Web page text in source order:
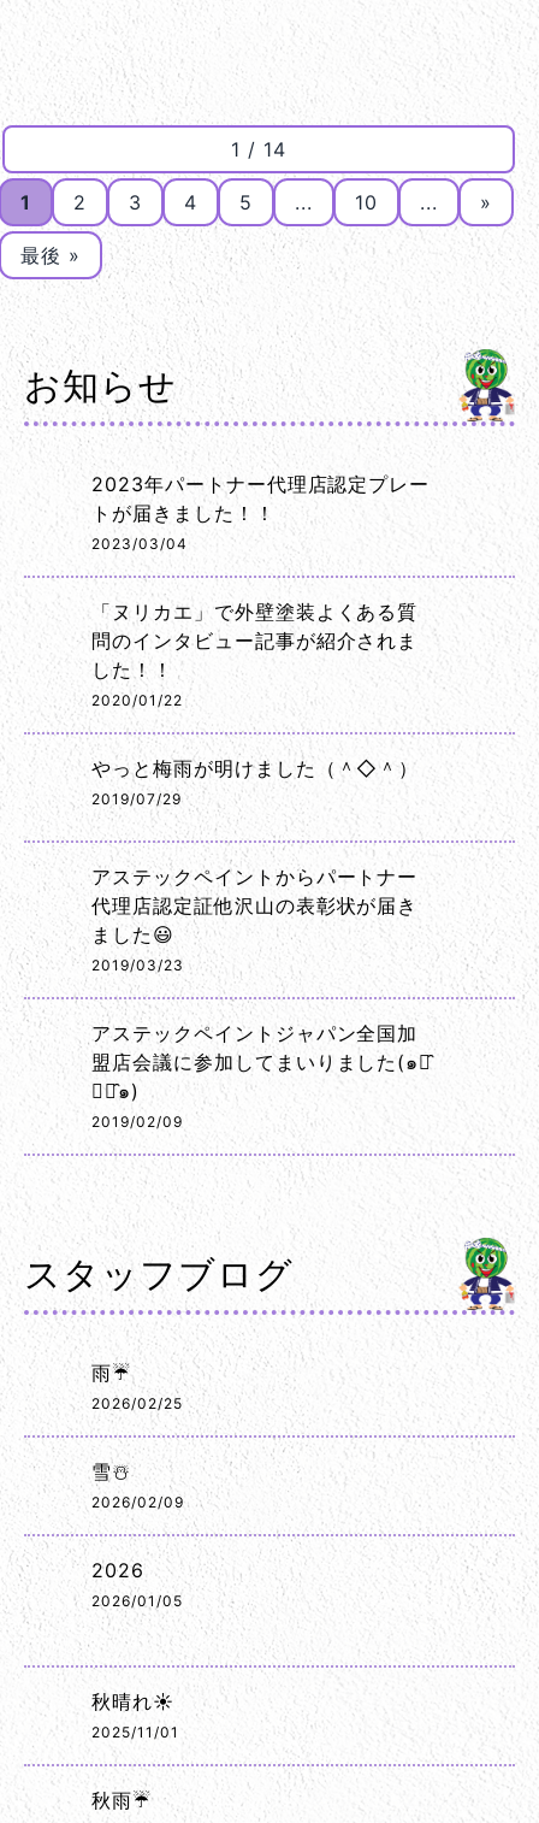
1 / 14
1 2 3 4 5 ... 10 ... »
最後 »
お知らせ
2023年パートナー代理店認定プレー
トが届きました！！
2023/03/04
「ヌリカエ」で外壁塗装よくある質
問のインタビュー記事が紹介されま
した！！
2020/01/22
やっと梅雨が明けました（＾◇＾）
2019/07/29
アステックペイントからパートナー
代理店認定証他沢山の表彰状が届き
ました😃
2019/03/23
アステックペイントジャパン全国加
盟店会議に参加してまいりました(๑･̑
◡･̑๑)
2019/02/09
スタッフブログ
雨☔
2026/02/25
雪☃️
2026/02/09
2026
2026/01/05
秋晴れ☀️
2025/11/01
秋雨☔